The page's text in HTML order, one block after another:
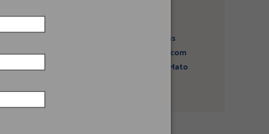
atividades sísmicas
fortalece diálogo com
comunidades em Mato